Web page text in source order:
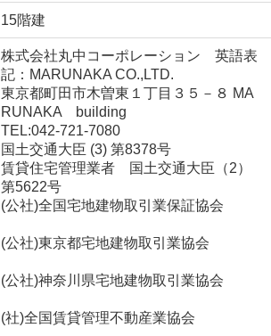
15階建
株式会社丸中コーポレーション 英語表
記：MARUNAKA CO.,LTD.
東京都町田市木曽東１丁目３５－８ MA
RUNAKA building
TEL:042-721-7080
国土交通大臣 (3) 第8378号
賃貸住宅管理業者 国土交通大臣（2）
第5622号
(公社)全国宅地建物取引業保証協会
(公社)東京都宅地建物取引業協会
(公社)神奈川県宅地建物取引業協会
(社)全国賃貸管理不動産業協会